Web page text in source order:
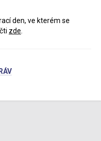
den, ve kterém se
zde